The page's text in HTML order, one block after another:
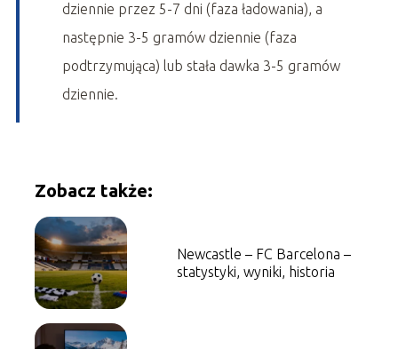
dziennie przez 5-7 dni (faza ładowania), a
następnie 3-5 gramów dziennie (faza
podtrzymująca) lub stała dawka 3-5 gramów
dziennie.
Zobacz także:
Newcastle – FC Barcelona –
statystyki, wyniki, historia